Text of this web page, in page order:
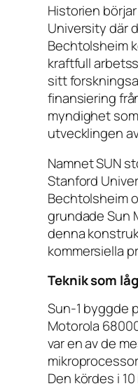
Historien
University där
Bechtolsheim
kraftfull
sitt
finansiering
myndighet
utvecklingen
Namnet SUN
Stanford
Bechtolsheim
grundade Sun
denna
kommersiella
Teknik som
Sun-1 byggde
Motorola
var en av de
Den kördes i